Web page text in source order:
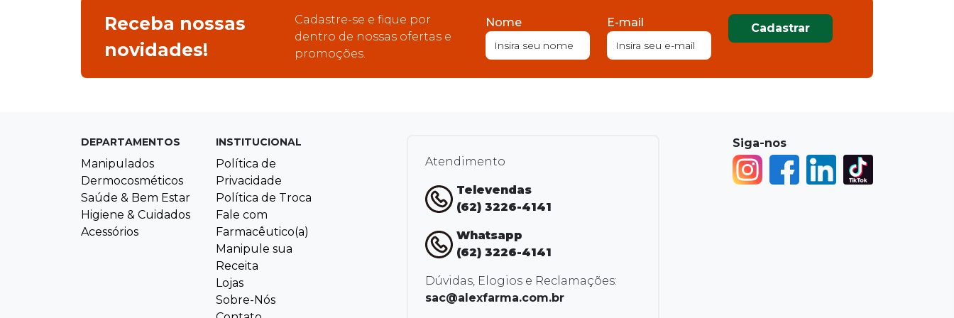
Receba nossas
novidades!
Cadastre-se e fique por
dentro de nossas ofertas e
promoções.
Nome E-mail Cadastrar
DEPARTAMENTOS
Manipulados
Dermocosméticos
Saúde & Bem Estar
Higiene & Cuidados
Acessórios
INSTITUCIONAL
Política de
Privacidade
Política de Troca
Fale com
Farmacêutico(a)
Manipule sua
Receita
Lojas
Sobre-Nós
Atendimento
Televendas
(62) 3226-4141
Whatsapp
(62) 3226-4141
Dúvidas, Elogios e Reclamações:
sac@alexfarma.com.br
Siga-nos